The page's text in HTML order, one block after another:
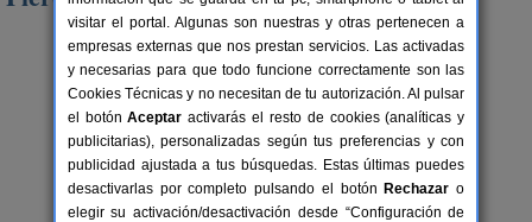
10-19+5 pers.
desde33 €
Cal Ponç de Belians
Vallcebre (Barcelona)
visitar el portal. Algunas son nuestras y otras pertenecen a
empresas externas que nos prestan servicios. Las activadas
y necesarias para que todo funcione correctamente son las
Cookies Técnicas y no necesitan de tu autorización. Al pulsar
el botónAceptar activarás el resto de cookies (analíticas y
publicitarias), personalizadas según tus preferencias y con
publicidad ajustada a tus búsquedas. Estas últimas puedes
desactivarlas por completo pulsando el botón Rechazar o
elegir su activación/desactivación desde “Configuración de